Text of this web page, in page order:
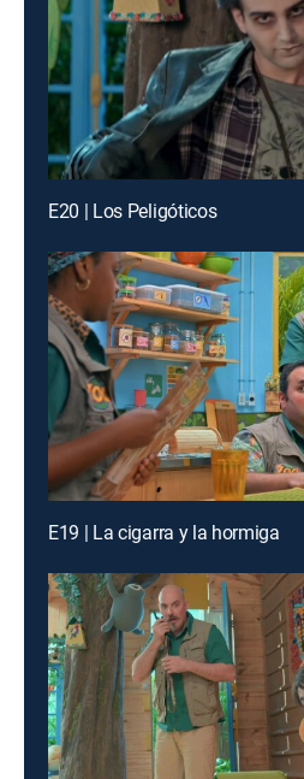
E20 | Los Peligóticos
E19 | La cigarra y la hormiga